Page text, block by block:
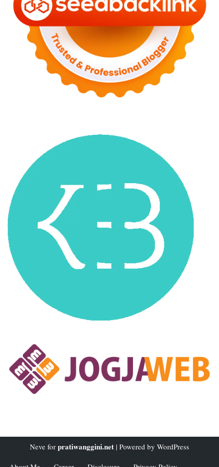
Neve for pratiwanggini.net | Powered by WordPress